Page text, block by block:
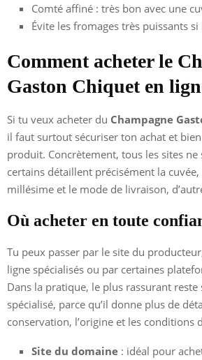
Comté affiné : très bon avec une
Évite les fromages très puissants
Comment acheter le
Gaston Chiquet en
Si tu veux acheter du Champagne
il faut surtout sécuriser ton achat et
produit. Concrètement, tous les sites ne
certains détaillent précisément la cuvée,
millésime et le mode de livraison,
Où acheter en toute
Tu peux passer par le site du
ligne spécialisés ou par certaines
Dans la pratique, le plus rassurant
spécialisé, parce qu’il donne plus de
conservation, l’origine et les conditions
Site du domaine : idéal pour